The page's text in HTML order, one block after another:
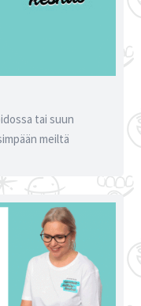
tai suun
meiltä